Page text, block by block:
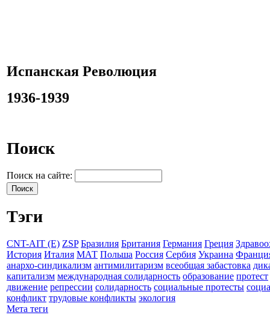
Испанская Революция
1936-1939
Поиск
Поиск на сайте:
Тэги
CNT-AIT (E) ZSP Бразилия Британия Германия Греция
История Италия МАТ Польша Россия Сербия Украина
анархо-синдикализм антимилитаризм всеобщая забастовка
капитализм международная солидарность образование протест
движение репрессии солидарность социальные протесты
конфликт трудовые конфликты экология
Мета теги